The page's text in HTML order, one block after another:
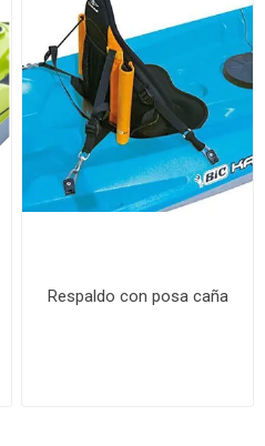
Respaldo con posa caña